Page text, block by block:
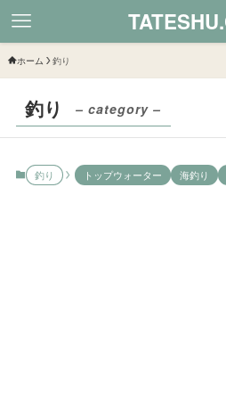
ホーム 釣り
釣り – category –
釣り トップウォーター 海釣り